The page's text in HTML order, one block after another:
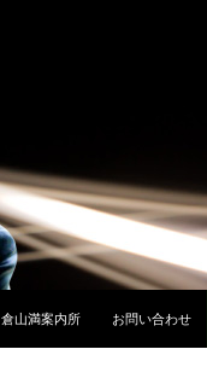
倉山満案内所 お問い合わせ